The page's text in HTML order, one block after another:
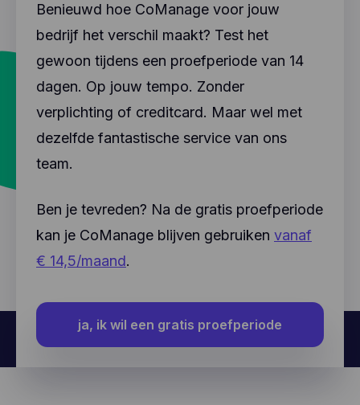
Benieuwd hoe CoManage voor jouw
bedrijf het verschil maakt? Test het
gewoon tijdens een proefperiode van 14
dagen. Op jouw tempo. Zonder
verplichting of creditcard. Maar wel met
dezelfde fantastische service van ons
team.
Ben je tevreden? Na de gratis proefperiode
kan je CoManage blijven gebruiken vanaf
€ 14,5/maand.
ja, ik wil een gratis proefperiode